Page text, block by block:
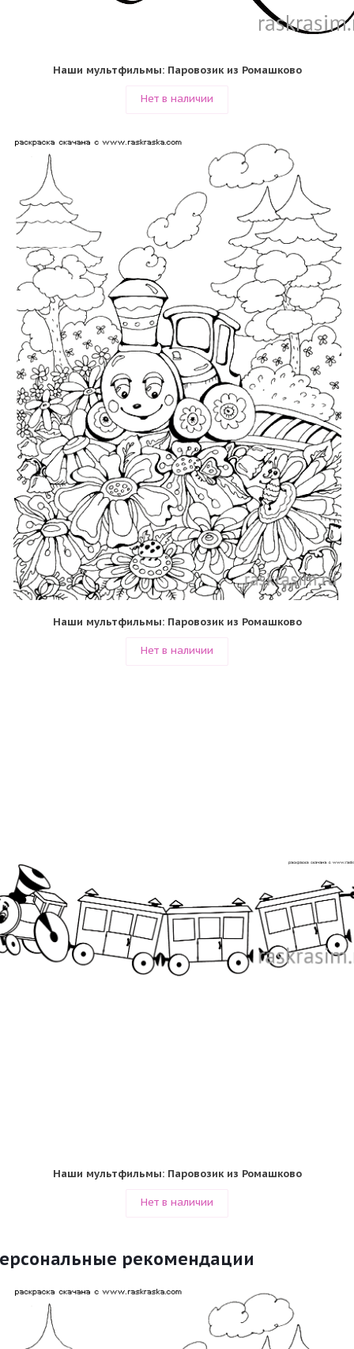
Наши мультфильмы: Паровозик из Ромашково
Нет в наличии
Наши мультфильмы: Паровозик из Ромашково
Нет в наличии
Наши мультфильмы: Паровозик из Ромашково
Нет в наличии
рекомендации